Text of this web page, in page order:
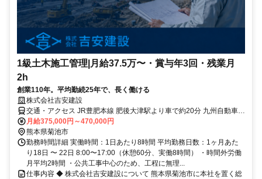
1級土木施工管理|月給37.5万〜・賞与年3回・残業月
2h
創業110年。平均勤続25年で、長く働ける
株式会社吉安建設
交通・アクセス JR豊肥本線 肥後大津駅より車で約20分 九州自動車道
植木ICより車で約15分
月給375,000円～470,000円
熊本県菊池市
勤務時間詳細 実働時間：1日あたり8時間 平均勤務日数：1ヶ月あた
り18日 〜 22日 8:00〜17:00（休憩60分、実働8時間） ・時間外労働
月平均2時間 ・公共工事中心のため、工程に無理...
仕事内容 ◆ 株式会社吉安建設について 熊本県菊池市に本社を置く総